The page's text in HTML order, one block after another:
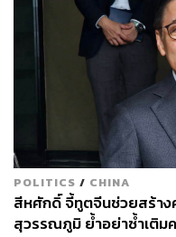
POLITICS / CHINA
สีหศักดิ์ จี้ทูตจีนช่วยสร้าง
สุวรรณภูมิ ย้ำอย่าซ้ำเติม